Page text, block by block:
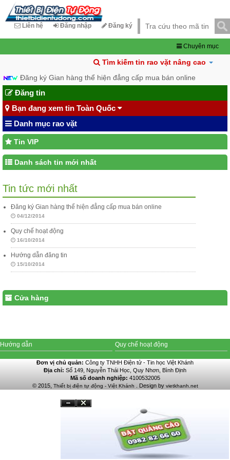
Liên hệ Đăng nhập Đăng ký
Chuyên mục
Tìm kiếm tin rao vặt nâng cao
Đăng ký Gian hàng thể hiện đẳng cấp mua bán online
Đăng tin
Bạn đang xem tin Toàn Quốc
Danh mục rao vặt
Tin VIP
Danh sách tin mới nhất
Tin tức mới nhất
Đăng ký Gian hàng thể hiện đẳng cấp mua bán online
04/12/2014
Quy chế hoạt động
16/10/2014
Hướng dẫn đăng tin
15/10/2014
Cửa hàng
Hướng dẫn Quy chế hoạt động
Đơn vị chủ quản: Công ty TNHH Điện tử - Tin học Việt Khánh
Địa chỉ: Số 149, Nguyễn Thái Học, Quy Nhơn, Bình Định
Mã số doanh nghiệp: 4100532005
© 2015, Thiết bị điện tự động - Việt Khánh . Design by vietkhanh.net